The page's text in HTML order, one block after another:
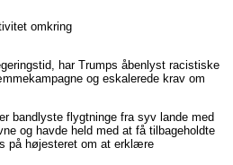
omkring
har Trumps åbenlyst racistiske
og eskalerede krav om
bandlyste flygtninge fra syv lande med
og havde held med at få tilbageholdte
på højesteret om at erklære